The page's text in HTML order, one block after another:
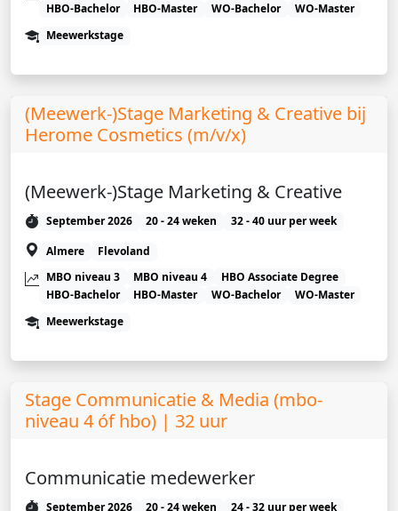
HBO-Bachelor
HBO-Master WO-Bachelor
WO-Master
Meewerkstage
(Meewerk-)Stage Marketing & Creative bij
Herome Cosmetics (m/v/x)
(Meewerk-)Stage Marketing & Creative
September 2026 20 - 24 weken
32 - 40 uur per week
Almere
Flevoland
MBO niveau 3
MBO niveau 4
HBO Associate Degree
HBO-Bachelor
HBO-Master WO-Bachelor
WO-Master
Meewerkstage
Stage Communicatie & Media (mbo-
niveau 4 óf hbo) | 32 uur
Communicatie medewerker
September 2026 20 - 24 weken 24 - 32 uur per week